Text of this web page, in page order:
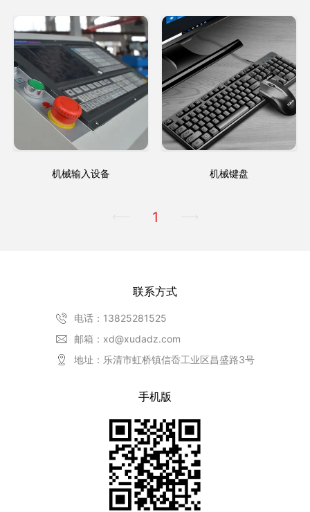
机械输入设备 机械键盘
1
联系方式
电话：13825281525
邮箱：xd@xudadz.com
地址：乐清市虹桥镇信岙工业区昌盛路3号
手机版